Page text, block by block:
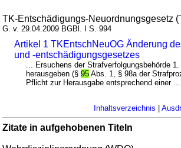
TK-Entschädigungs-Neuordnungsgesetz
G. v. 29.04.2009 BGBl. I S. 994
Artikel 1 TKEntschNeuOG Änderung
und -entschädigungsgesetzes
... Ersuchens der Strafverfolgungsbehörde
herausgeben (§95 Abs. 1, § 98a der
Pflicht zur Herausgabe entsprechend einer ...
Inhaltsverzeichnis |
Zitate in aufgehobenen Titeln